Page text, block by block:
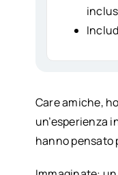
Care amiche,
un’esperienza
hanno pensato